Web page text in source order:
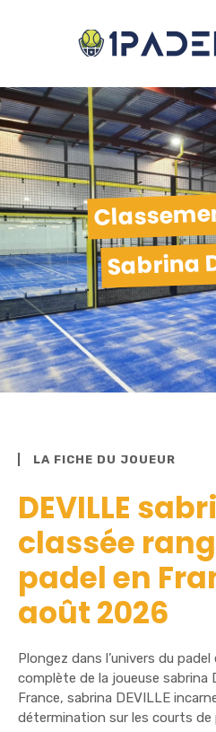
Sabrina
LA FICHE DU JOUEUR
DEVILLE
classée
padel en
août 2026
Plongez dans l’univers du
complète de la joueuse sabrina
France, sabrina DEVILLE
détermination sur les courts de